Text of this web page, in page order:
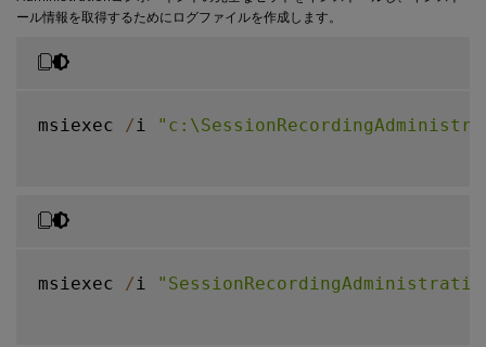
ール情報を取得するためにログファイルを作成します。
msiexec / i
msiexec / i